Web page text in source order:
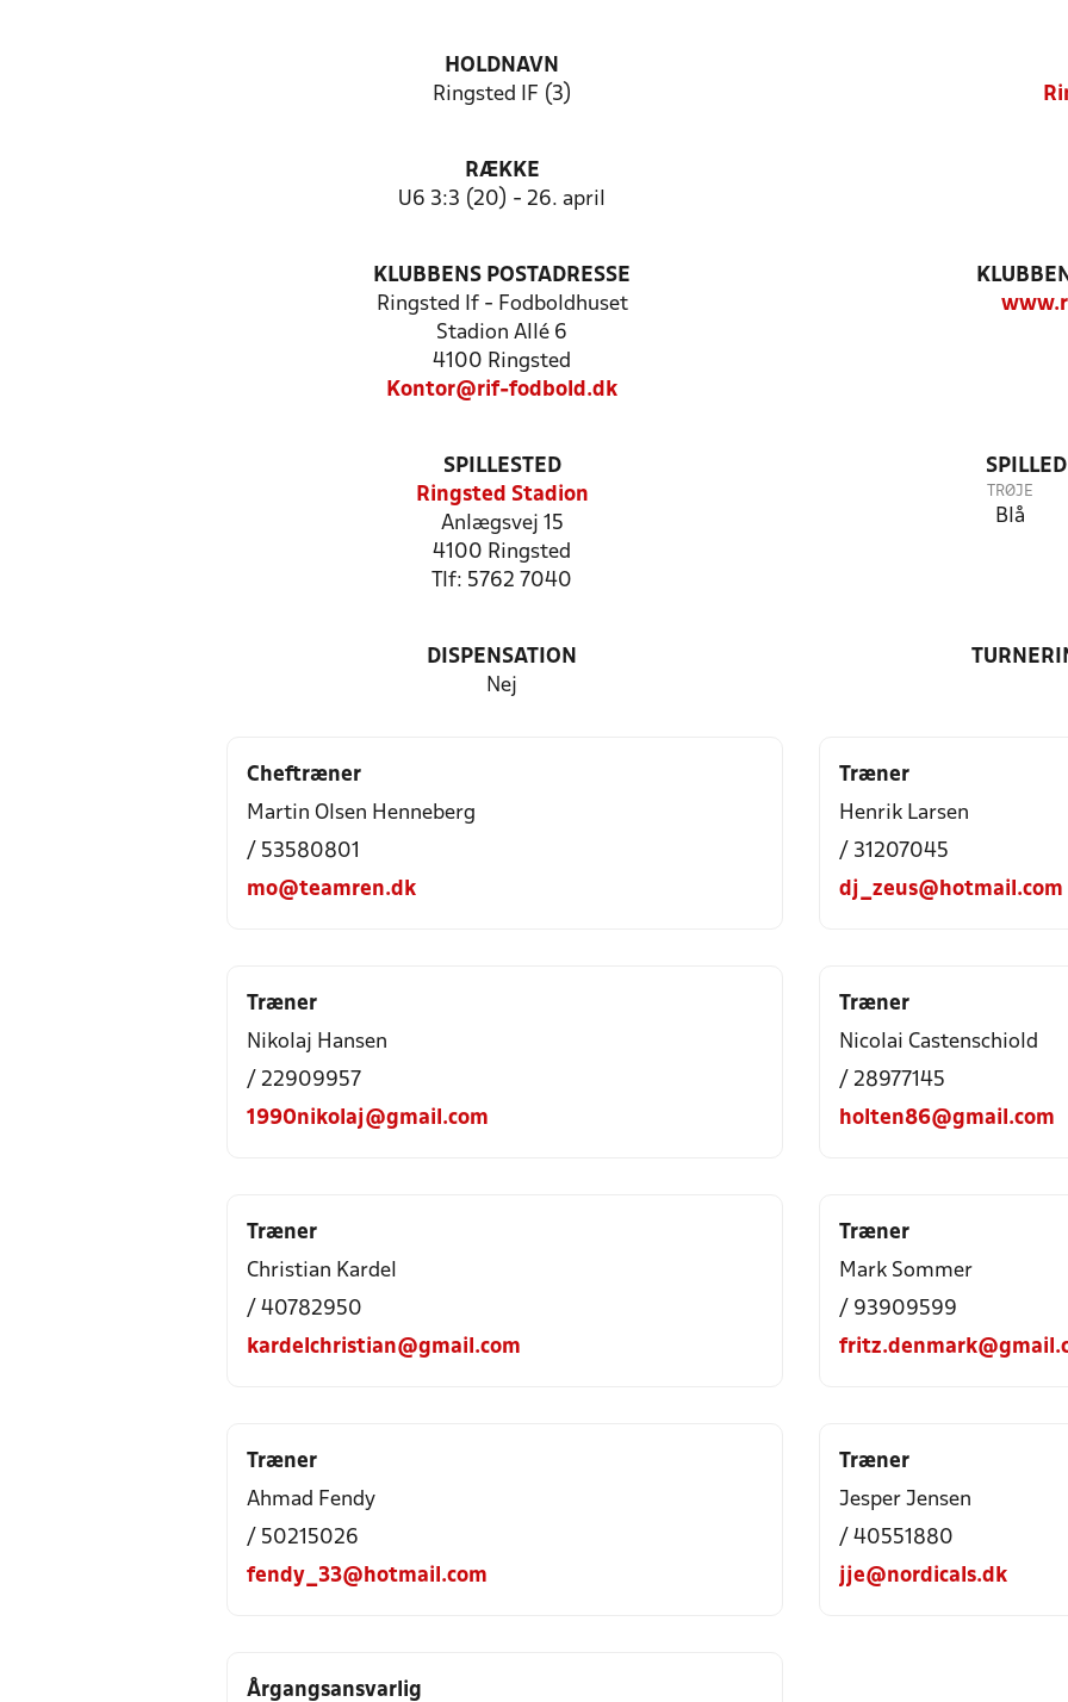
HOLDNAVN
Ringsted IF (3)
RÆKKE
U6 3:3 (20) - 26. april
KLUBBENS POSTADRESSE
Ringsted If - Fodboldhuset
Stadion Allé 6
4100 Ringsted
Kontor@rif-fodbold.dk
SPILLESTED
Ringsted Stadion
Anlægsvej 15
4100 Ringsted
Tlf: 5762 7040
TRØJE
Blå
DISPENSATION
Nej
Cheftræner
Martin Olsen Henneberg
/ 53580801
mo@teamren.dk
Træner
Henrik Larsen
/ 31207045
dj_zeus@hotmail.com
Træner
Nikolaj Hansen
/ 22909957
1990nikolaj@gmail.com
Træner
Nicolai Castenschiold
/ 28977145
holten86@gmail.com
Træner
Christian Kardel
/ 40782950
kardelchristian@gmail.com
Træner
Mark Sommer
/ 93909599
Træner
Ahmad Fendy
/ 50215026
fendy_33@hotmail.com
Træner
Jesper Jensen
/ 40551880
jje@nordicals.dk
Årgangsansvarlig